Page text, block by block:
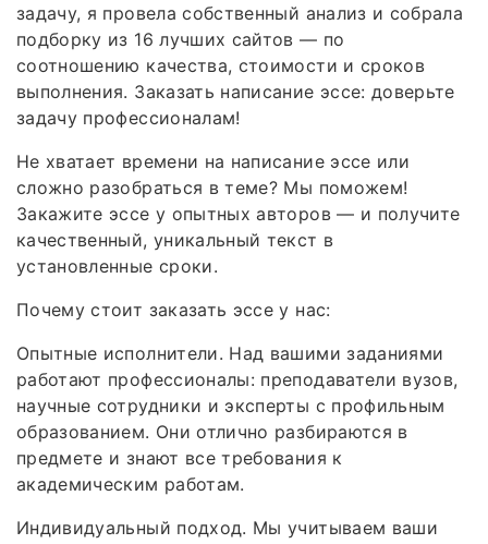
задачу, я провела собственный анализ и собрала
подборку из 16 лучших сайтов — по
соотношению качества, стоимости и сроков
выполнения. Заказать написание эссе: доверьте
задачу профессионалам!
Не хватает времени на написание эссе или
сложно разобраться в теме? Мы поможем!
Закажите эссе у опытных авторов — и получите
качественный, уникальный текст в
установленные сроки.
Почему стоит заказать эссе у нас:
Опытные исполнители. Над вашими заданиями
работают профессионалы: преподаватели вузов,
научные сотрудники и эксперты с профильным
образованием. Они отлично разбираются в
предмете и знают все требования к
академическим работам.
Индивидуальный подход. Мы учитываем ваши